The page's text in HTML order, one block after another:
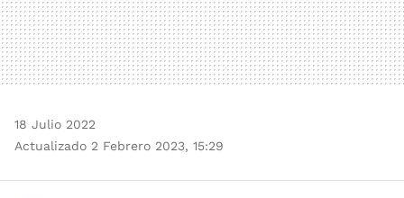
18 Julio 2022
Actualizado 2 Febrero 2023, 15:29